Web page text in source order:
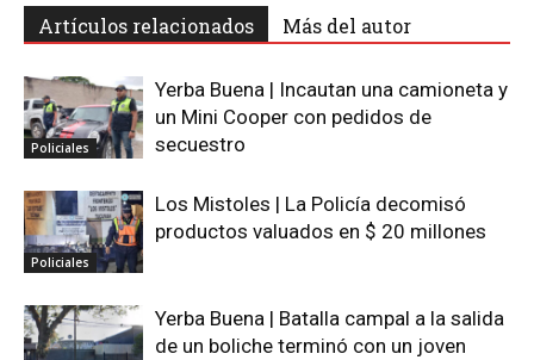
Artículos relacionados Más del autor
Policiales
Yerba Buena | Incautan una camioneta y
un Mini Cooper con pedidos de
secuestro
Policiales
Los Mistoles | La Policía decomisó
productos valuados en $ 20 millones
Yerba Buena | Batalla campal a la salida
de un boliche terminó con un joven